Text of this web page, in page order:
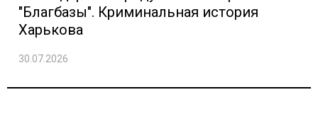
"Благбазы". Криминальная история
Харькова
30.07.2026